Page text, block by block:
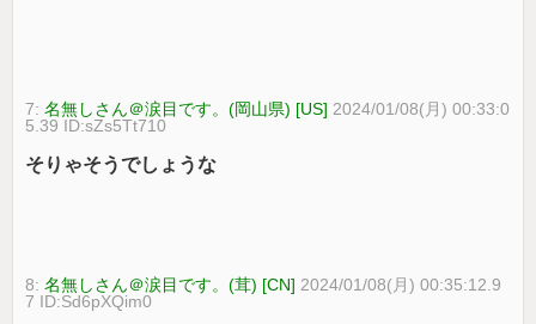
7:名無しさん＠涙目です。(岡山県) [US] 2024/01/08(月) 00:33:0
5.39 ID:sZs5Tt710
そりゃそうでしょうな
8:名無しさん＠涙目です。(茸) [CN] 2024/01/08(月) 00:35:12.9
7 ID:Sd6pXQim0